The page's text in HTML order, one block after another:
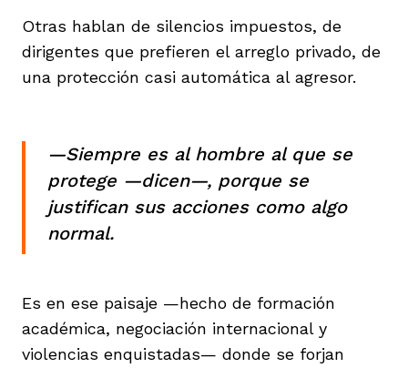
Otras hablan de silencios impuestos, de
dirigentes que prefieren el arreglo privado, de
una protección casi automática al agresor.
—Siempre es al hombre al que se
protege —dicen—, porque se
justifican sus acciones como algo
normal.
Es en ese paisaje —hecho de formación
académica, negociación internacional y
violencias enquistadas— donde se forjan